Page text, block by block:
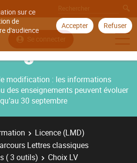
sur ce
de
d'audience
Accepter Refuser
Se connecter
modification : les informations
des enseignements peuvent évoluer
30 septembre
Licence (LMD)
Lettres classiques
( 3 outils)
Choix LV